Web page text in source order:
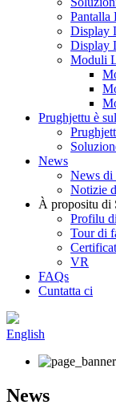
Pantalla
Display
Display
Moduli
Prughjettu è
News
News di
Notizie
À propositu di
Profilu
Tour di
VR
FAQs
Cuntatta ci
English
News